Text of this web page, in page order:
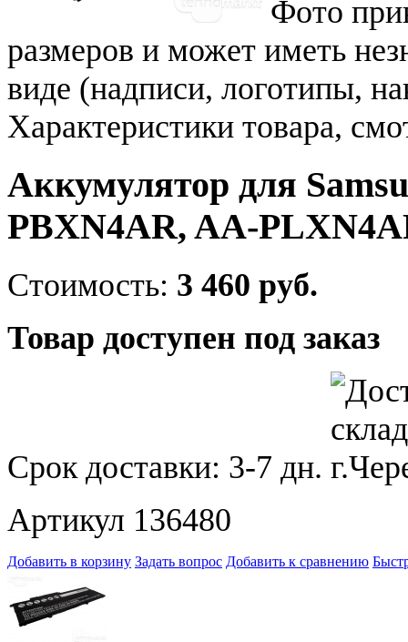
Фото
размеров и может иметь
виде (надписи, логотипы,
Характеристики товара,
Аккумулятор для
PBXN4AR, AA-
Стоимость: 3 460 руб.
Товар доступен под заказ
Срок доставки: 3-7 дн.
Артикул 136480
Добавить в корзину Задать вопрос Добавить к сравнению